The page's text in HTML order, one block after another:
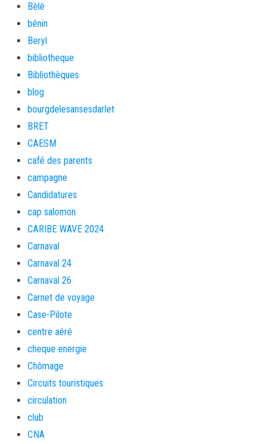
Bèlè
bénin
Beryl
bibliotheque
Bibliothèques
blog
bourgdelesansesdarlet
BRET
CAESM
café des parents
campagne
Candidatures
cap salomon
CARIBE WAVE 2024
Carnaval
Carnaval 24
Carnaval 26
Carnet de voyage
Case-Pilote
centre aéré
cheque energie
Chômage
Circuits touristiques
circulation
club
CNA